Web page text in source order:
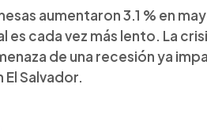
aumentaron 3.1 % en
cada vez más lento. La
de una recesión ya
Salvador.